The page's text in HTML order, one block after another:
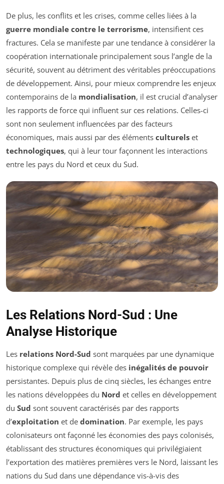
De plus, les conflits et les crises, comme celles liées à la
guerre mondiale contre le terrorisme, intensifient ces
fractures. Cela se manifeste par une tendance à considérer la
coopération internationale principalement sous l’angle de la
sécurité, souvent au détriment des véritables préoccupations
de développement. Ainsi, pour mieux comprendre les enjeux
contemporains de la mondialisation, il est crucial d’analyser
les rapports de force qui influent sur ces relations. Celles-ci
sont non seulement influencées par des facteurs
économiques, mais aussi par des éléments culturels et
technologiques, qui à leur tour façonnent les interactions
entre les pays du Nord et ceux du Sud.
Les Relations Nord-Sud : Une
Analyse Historique
Les relations Nord-Sud sont marquées par une dynamique
historique complexe qui révèle des inégalités de pouvoir
persistantes. Depuis plus de cinq siècles, les échanges entre
les nations développées du Nord et celles en développement
du Sud sont souvent caractérisés par des rapports
d’exploitation et de domination. Par exemple, les pays
colonisateurs ont façonné les économies des pays colonisés,
établissant des structures économiques qui privilégiaient
l’exportation des matières premières vers le Nord, laissant les
nations du Sud dans une dépendance vis-à-vis des